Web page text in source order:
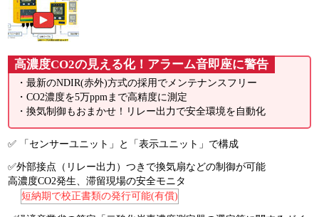
高濃度CO2の見える化！アラーム音即座に警告
・最新のNDIR(赤外)方式の採用でメンテナンスフリー
・CO2濃度を5万ppmまで高精度に測定
・換気制御もおまかせ！リレー出力で安全環境を自動化
✅ 「センサーユニット」と「表示ユニット」で構成
✅外部接点（リレー出力）つきで換気扇などの制御が可能
高濃度CO2発生、滞留現場の安全モニタ
短納期で校正書類の発行可能(有償)